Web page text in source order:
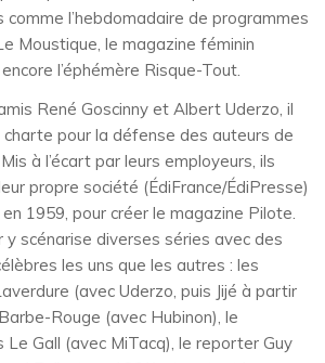
l’hebdomadaire de programmes
Moustique, le magazine féminin
l’éphémère Risque-Tout.
René Goscinny et Albert Uderzo, il
pour la défense des auteurs de
à l’écart par leurs employeurs, ils
propre société (ÉdiFrance/ÉdiPresse)
1959, pour créer le magazine Pilote.
y scénarise diverses séries avec des
les uns que les autres : les
(avec Uderzo, puis Jijé à partir
Rouge (avec Hubinon), le
Le Gall (avec MiTacq), le reporter Guy